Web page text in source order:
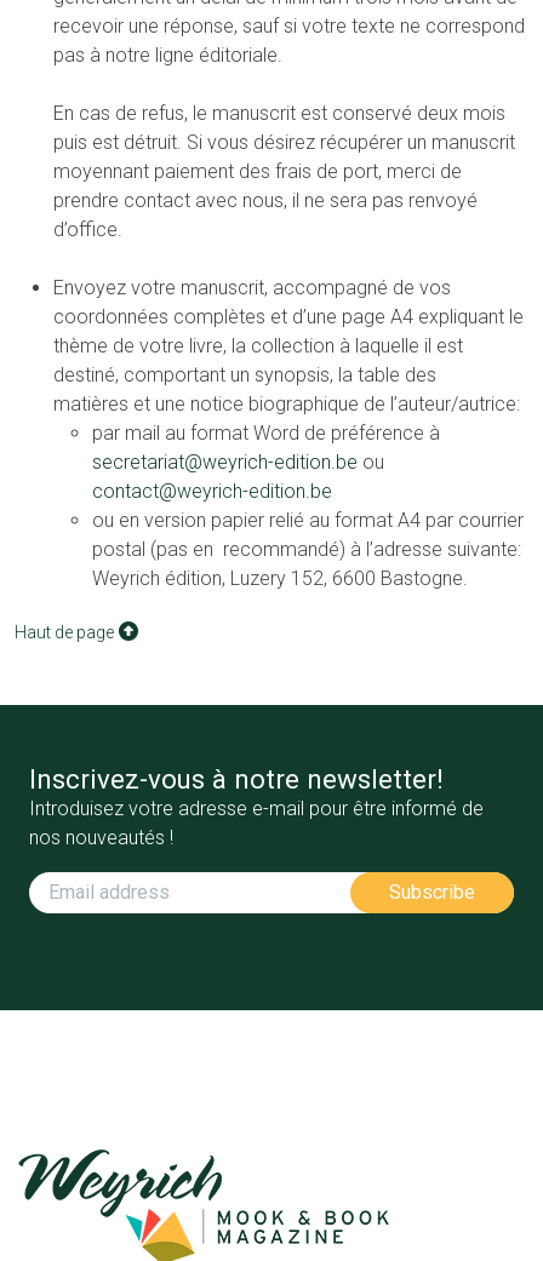
recevoir une réponse, sauf si votre texte ne correspond
pas à notre ligne éditoriale.
En cas de refus, le manuscrit est conservé deux mois
puis est détruit. Si vous désirez récupérer un manuscrit
moyennant paiement des frais de port, merci de
prendre contact avec nous, il ne sera pas renvoyé
d’office.
Envoyez votre manuscrit, accompagné de vos
coordonnées complètes et d’une page A4 expliquant le
thème de votre livre, la collection à laquelle il est
destiné, comportant un synopsis, la table des
matières et une notice biographique de l’auteur/autrice:
par mail au format Word de préférence à
secretariat@weyrich-edition.be ou
contact@weyrich-edition.be
ou en version papier relié au format A4 par courrier
postal (pas en recommandé) à l’adresse suivante:
Weyrich édition, Luzery 152, 6600 Bastogne.
Haut de page
Inscrivez-vous à notre newsletter!
Introduisez votre adresse e-mail pour être informé de
nos nouveautés !